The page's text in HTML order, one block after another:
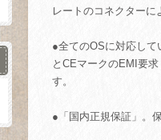
レートのコネクターに
●全てのOSに対応して
とCEマークのEMI要
す。
●「国内正規保証」。